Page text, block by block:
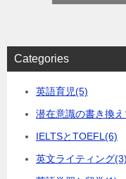
Categories
英語育児(5)
潜在意識の書き換
IELTSとTOEFL (6)
英文ライティング(3)